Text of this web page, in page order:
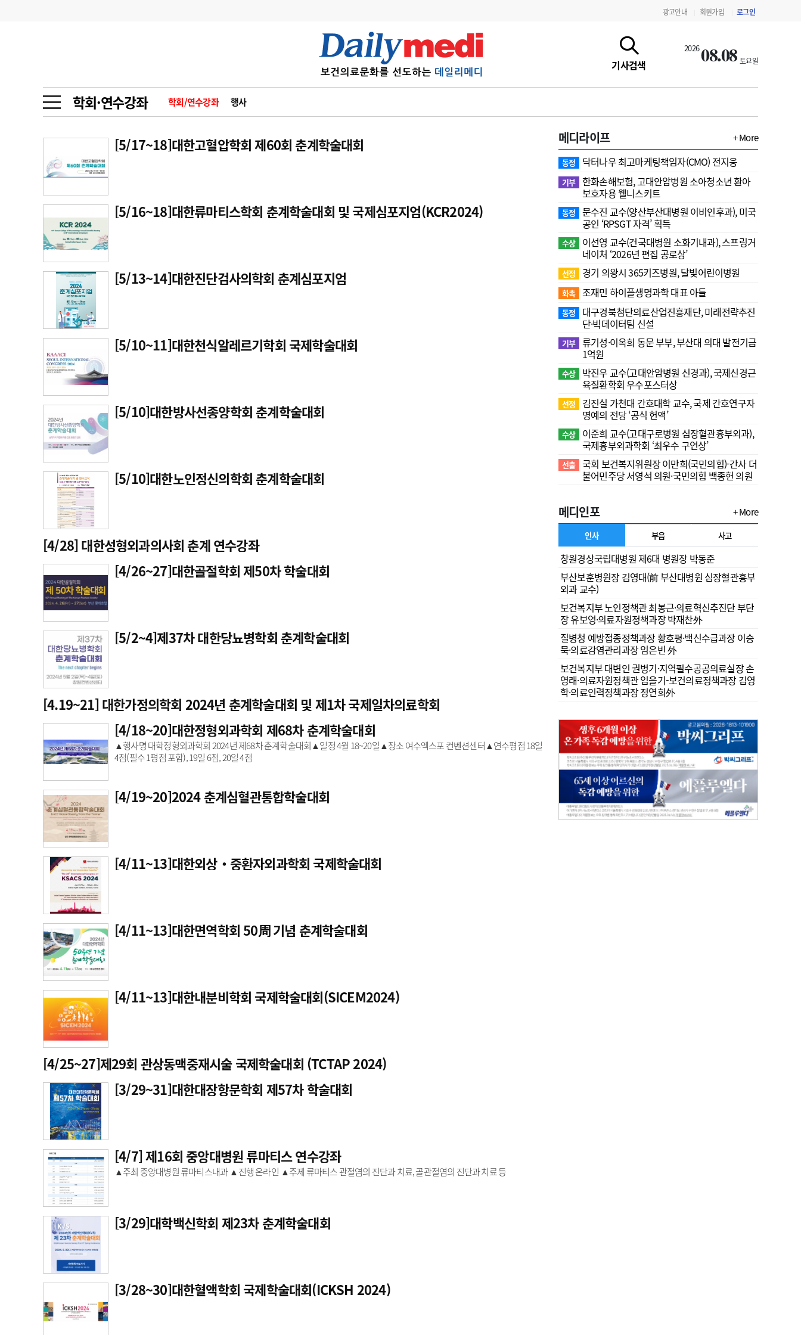
광고안내 회원가입 로그인
기사검색
202608.08 토요일
학회·연수강좌 학회/연수강좌 행사
금주의 검색어
1
의사인력 수급 추계
2
성분명 처방
5
의사국시 합격률
6
관리급여 실시
10 약가인하
사고
수첩
인물 초대석 피플
포토뉴스
인포메이션 행정처분 판례 유권해석 정책/통계 지침·기준·평가 약제급여 심사 결과
학회·연수강좌
고객센터 회사소개 법적고지 광고안내
[5/17~18]대한고혈압학회 제60회 춘계학술대회
[5/16~18]대한류마티스학회 춘계학술대회 및 국제심포지엄(KCR2024)
[5/13~14]대한진단검사의학회 춘계심포지엄
[5/10~11]대한천식알레르기학회 국제학술대회
[5/10]대한방사선종양학회 춘계학술대회
[5/10]대한노인정신의학회 춘계학술대회
[4/28] 대한성형외과의사회 춘계 연수강좌
[4/26~27]대한골절학회 제50차 학술대회
[5/2~4]제37차 대한당뇨병학회 춘계학술대회
[4.19~21] 대한 가정의학회 2024년 춘계학술대회 및 제1차 국제일차의료학회
[4/18~20]대한정형외과학회 제68차 춘계학술대회
▲행사명 대학정형외과학회 2024년 제68차 춘계학술대회▲일정 4월 18~20일▲장소 여수엑스포 컨벤션센터▲연수평점 18일
4점(필수 1평점 포함), 19일 6점, 20일 4점
[4/19~20]2024 춘계심혈관통합학술대회
[4/11~13]대한외상‧중환자외과학회 국제학술대회
[4/11~13]대한면역학회 50周 기념 춘계학술대회
[4/11~13]대한내분비학회 국제학술대회(SICEM2024)
[4/25~27]제29회 관상동맥중재시술 국제학술대회 (TCTAP 2024)
[3/29~31]대한대장항문학회 제57차 학술대회
[4/7] 제16회 중앙대병원 류마티스 연수강좌
▲주최 중앙대병원 류마티스내과 ▲진행 온라인 ▲주제 류마티스 관절염의 진단과 치료, 골관절염의 진단과 치료 등
[3/29]대학백신학회 제23차 춘계학술대회
[3/28~30]대한혈액학회 국제학술대회(ICKSH 2024)
메디라이프 + More
동정 닥터나우 최고마케팅책임자(CMO) 전지웅
기부 한화손해보험, 고대안암병원 소아청소년 환아
보호자용 웰니스키트
동정
문수진 교수( 양산부산대병원 이비인후과), 미국
공인 ‘RPSGT 자격’ 획득
수상
이선영 교수(건국대병원 소화기내과), 스프링거
네이처 ‘2026년 편집 공로상’
선정 경기 의왕시 365키즈병원, 달빛어린이병원
화촉 조재민 하이플생명과학 대표 아들
동정
대구경북첨단의료산업진흥재단, 미래전략추진
단·빅데이터팀 신설
기부 류기성·이옥희 동문 부부, 부산대 의대 발전기금
1억원
수상
박진우 교수(고대안암병원 신경과), 국제신경근
육질환학회 우수포스터상
선정
김진실 가천대 간호대학 교수, 국제 간호연구자
명예의 전당 ‘공식 헌액’
수상
이준희 교수(고대구로병원 심장혈관흉부외과),
국제흉부외과학회 ‘최우수 구연상’
선출 국회 보건복지위원장 이만희(국민의힘)-간사 더
불어민주당 서영석 의원·국민의힘 백종헌 의원
메디인포 + More
인사 부음 사고
창원경상국립대병원 제6대 병원장 박동준
부산보훈병원장 김영대(前 부산대병원 심장혈관흉부
외과 교수)
보건복지부 노인정책관 최봉근·의료혁신추진단 부단
장 유보영·의료자원정책과장 박재찬外
질병청 예방접종정책과장 황호평·백신수급과장 이승
묵·의료감염관리과장 임은빈 外
보건복지부 대변인 권병기·지역필수공공의료실장 손
영래·의료자원정책관 임을기-보건의료정책과장 김영
학·의료인력정책과장 정연희外